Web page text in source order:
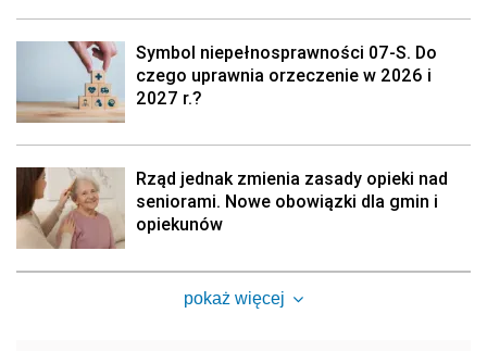
Symbol niepełnosprawności 07-S. Do
czego uprawnia orzeczenie w 2026 i
2027 r.?
Rząd jednak zmienia zasady opieki nad
seniorami. Nowe obowiązki dla gmin i
opiekunów
pokaż więcej